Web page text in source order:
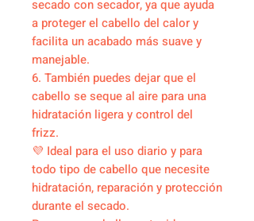
secado con secador, ya que ayuda
a proteger el cabello del calor y
facilita un acabado más suave y
manejable.
6. También puedes dejar que el
cabello se seque al aire para una
hidratación ligera y control del
frizz.
💜 Ideal para el uso diario y para
todo tipo de cabello que necesite
hidratación, reparación y protección
durante el secado.